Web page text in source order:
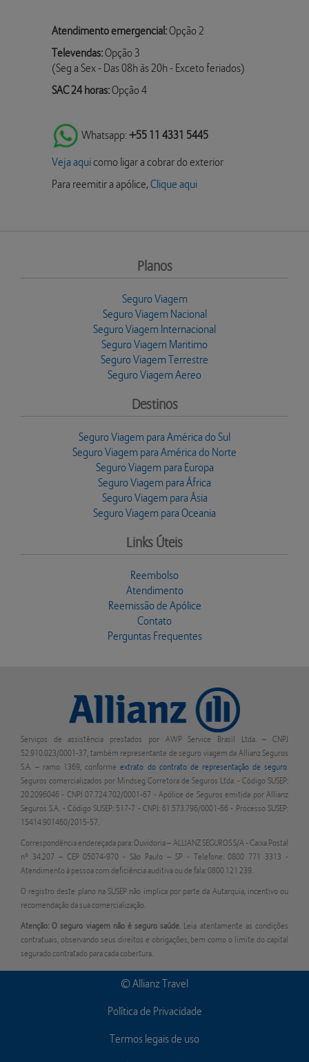
Atendimento emergencial:Opção 2
Televendas:Opção 3
(Seg a Sex - Das 08h às 20h - Exceto feriados)
SAC 24 horas:Opção 4
Whatsapp:+55 11 4331 5445
Veja aquicomo ligar a cobrar do exterior
Para reemitir a apólice,Clique aqui
Planos
Seguro Viagem
Seguro Viagem Nacional
Seguro Viagem Internacional
Seguro Viagem Maritimo
Seguro Viagem Terrestre
Seguro Viagem Aereo
Destinos
Seguro Viagem para América do Sul
Seguro Viagem para América do Norte
Seguro Viagem para Europa
Seguro Viagem para África
Seguro Viagem para Ásia
Seguro Viagem para Oceania
Links Úteis
Reembolso
Atendimento
Reemissão de Apólice
Contato
Perguntas Frequentes
Serviços de assistência prestados por AWP Service Brasil Ltda. – CNPJ
52.910.023/0001-37, também representante de seguro viagem da Allianz Seguros
S.A. – ramo 1369, conformeextrato do contrato de representação de seguro.
Seguros comercializados por Mindseg Corretora de Seguros Ltda. - Código SUSEP:
20.2096046 - CNPJ 07.724.702/0001-67 - Apólice de Seguros emitida por Allianz
Seguros S.A. - Código SUSEP: 517-7 - CNPJ: 61.573.796/0001-66 - Processo SUSEP:
15414.901460/2015-57.
Correspondência endereçada para: Ouvidoria – ALLIANZ SEGUROS S/A - Caixa Postal
nº 34.207 – CEP 05074-970 - São Paulo – SP - Telefone: 0800 771 3313 -
Atendimento à pessoa com deficiência auditiva ou de fala: 0800 121 239.
O registro deste plano na SUSEP não implica por parte da Autarquia, incentivo ou
recomendação da sua comercialização.
Atenção: O seguro viagem não é seguro saúde. Leia atentamente as condições
contratuais, observando seus direitos e obrigações, bem como o limite do capital
segurado contratado para cada cobertura.
© Allianz Travel
Política de Privacidade
Termos legais de uso